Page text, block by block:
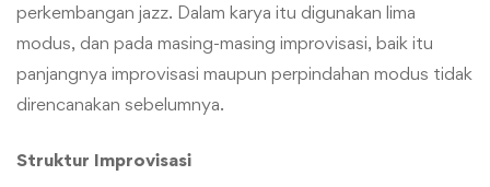
perkembangan jazz. Dalam karya itu digunakan lima
modus, dan pada masing-masing improvisasi, baik itu
panjangnya improvisasi maupun perpindahan modus tidak
direncanakan sebelumnya.
Struktur Improvisasi